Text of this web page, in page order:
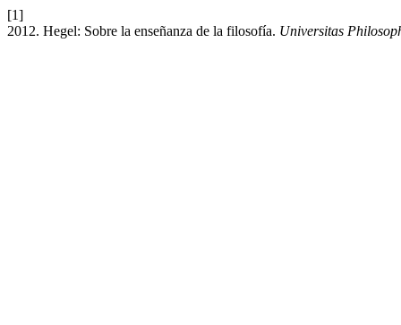
[1]
2012. Hegel: Sobre la enseñanza de la filosofía. Universitas